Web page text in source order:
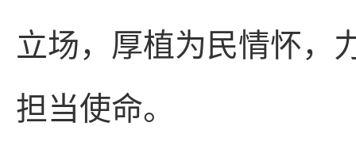
立场，厚植为民情怀，
担当使命。